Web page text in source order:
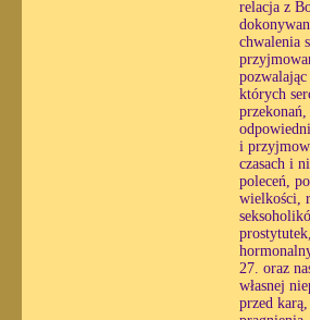
relacja z
chwalenia
których
i
czasach i
poleceń,
wielkości,
27. oraz
własnej
przed